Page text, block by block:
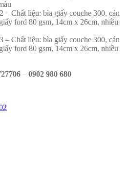
– Chất liệu: bìa giấy couche 300, cán
ford 80 gsm, 14cm x 26cm, nhiều
– Chất liệu: bìa giấy couche 300, cán
ford 80 gsm, 14cm x 26cm, nhiều
– 0902 980 680